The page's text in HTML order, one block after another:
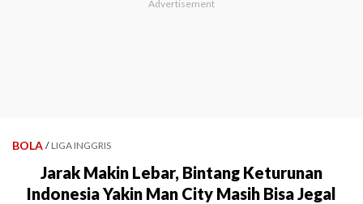
BOLA / LIGA INGGRIS
Jarak Makin Lebar, Bintang Keturunan
Indonesia Yakin Man City Masih Bisa Jegal